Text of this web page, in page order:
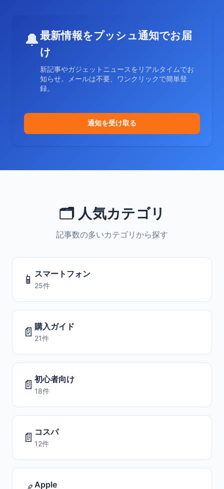
🔔最新情報をプッシュ通知でお届
け
新記事やガジェットニュースをリアルタイムでお
知らせ。メールは不要、ワンクリックで簡単登
録。
通知を受け取る
🗂️ 人気カテゴリ
記事数の多いカテゴリから探す
📱 スマートフォン
25件
📄 購入ガイド
21件
📄 初心者向け
18件
📄 コスパ
12件
Apple